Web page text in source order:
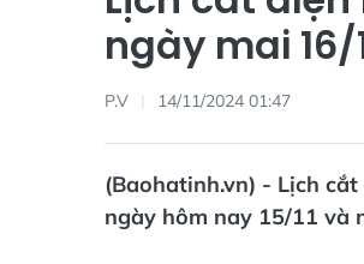
ngày mai 16/
P.V 14/11/2024 01:47
(Baohatinh.vn) - Lịch
ngày hôm nay 15/11 và